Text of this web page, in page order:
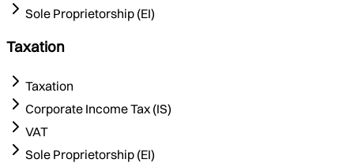
Sole Proprietorship (EI)
Taxation
Taxation
Corporate Income Tax (IS)
VAT
Sole Proprietorship (EI)